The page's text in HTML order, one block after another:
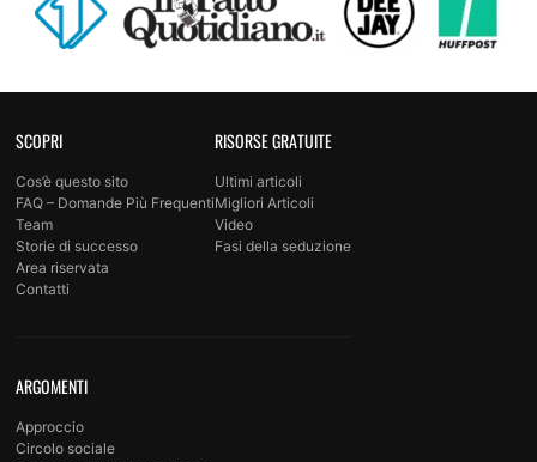
SCOPRI
Cos’è questo sito
FAQ – Domande Più Frequenti
Team
Storie di successo
Area riservata
Contatti
RISORSE GRATUITE
Ultimi articoli
Migliori Articoli
Video
Fasi della seduzione
ARGOMENTI
Approccio
Circolo sociale